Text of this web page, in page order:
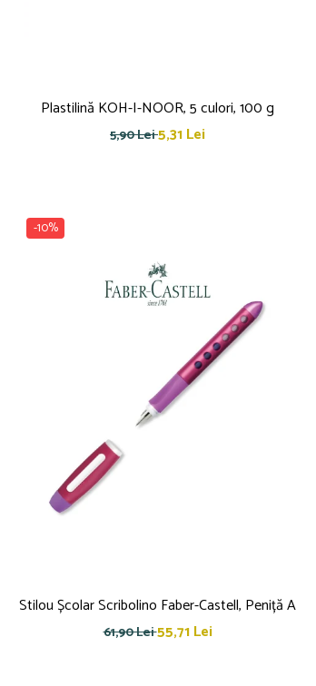
Plastilină KOH-I-NOOR, 5 culori, 100 g
5,90 Lei5,31 Lei
-10%
Stilou Școlar Scribolino Faber-Castell, Peniță A
61,90 Lei55,71 Lei